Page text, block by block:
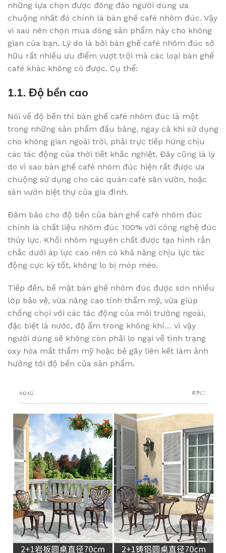
những lựa chọn được đông đảo người dùng ưa
chuộng nhất đó chính là bàn ghế café nhôm đúc. Vậy
vì sao nên chọn mua dòng sản phẩm này cho không
gian của bạn. Lý do là bởi bàn ghế café nhôm đúc sở
hữu rất nhiều ưu điểm vượt trội mà các loại bàn ghế
café khác không có được. Cụ thể:
1.1. Độ bền cao
Nói về độ bền thì bàn ghế café nhôm đúc là một
trong những sản phẩm đầu bảng, ngay cả khi sử dụng
cho không gian ngoài trời, phải trực tiếp hứng chịu
các tác động của thời tiết khắc nghiệt. Đây cũng là lý
do vì sao bàn ghế café nhôm đúc hiện rất được ưa
chuộng sử dụng cho các quán café sân vườn, hoặc
sân vườn biệt thự của gia đình.
Đảm bảo cho độ bền của bàn ghế café nhôm đúc
chính là chất liệu nhôm đúc 100% với công nghệ đúc
thủy lực. Khối nhôm nguyên chất được tạo hình rắn
chắc dưới áp lực cao nên có khả năng chịu lực tác
động cực kỳ tốt, không lo bị móp méo.
Tiếp đến, bề mặt bàn ghế nhôm đúc được sơn nhiều
lớp bảo vệ, vừa nâng cao tính thẩm mỹ, vừa giúp
chống chọi với các tác động của môi trường ngoài,
đặc biệt là nước, độ ẩm trong không khí… vì vậy
người dùng sẽ không còn phải lo ngại về tình trạng
oxy hóa mất thẩm mỹ hoặc bẻ gãy liên kết làm ảnh
hưởng tới độ bền của sản phẩm.